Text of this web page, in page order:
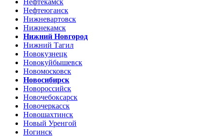
Нефтекамск
Нефтеюганск
Нижневартовск
Нижнекамск
Нижний Новгород
Нижний Тагил
Новокузнецк
Новокуйбышевск
Новомосковск
Новосибирск
Новороссийск
Новочебоксарск
Новочеркасск
Новошахтинск
Новый Уренгой
Ногинск